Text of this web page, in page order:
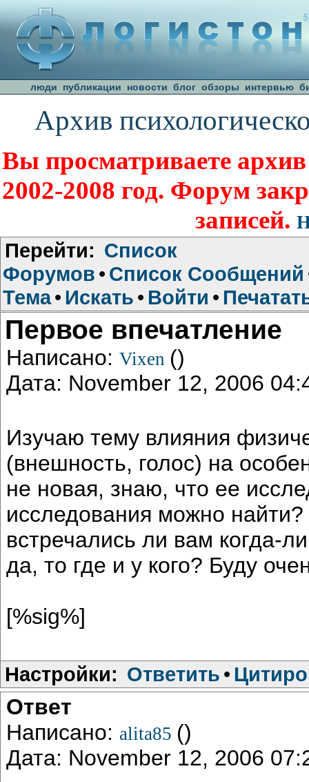
люди публикации новости блог обзоры интервью
Архив
Вы просматриваете
2002-2008 год. Форум
записей.
Перейти: Список
Форумов • Список Сообщений
Тема• Искать • Войти •
Первое впечатление
Написано: Vixen ()
Дата: November 12, 2006
Изучаю тему влияния
(внешность, голос) на
не новая, знаю, что ее
исследования можно
встречались ли вам когда-
да, то где и у кого? Буду
[%sig%]
Настройки: Ответить •
Ответ
Написано: alita85 ()
Дата: November 12, 2006